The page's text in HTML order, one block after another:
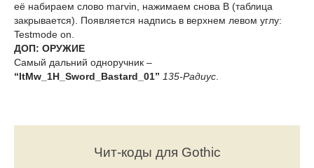
её набираем слово marvin, нажимаем снова B (таблица
закрывается). Появляется надпись в верхнем левом углу:
Testmode on.
ДОП: ОРУЖИЕ
Cамый дальний одноручник –
“ItMw_1H_Sword_Bastard_01” 135-Радиус
Чит-коды для Gothic